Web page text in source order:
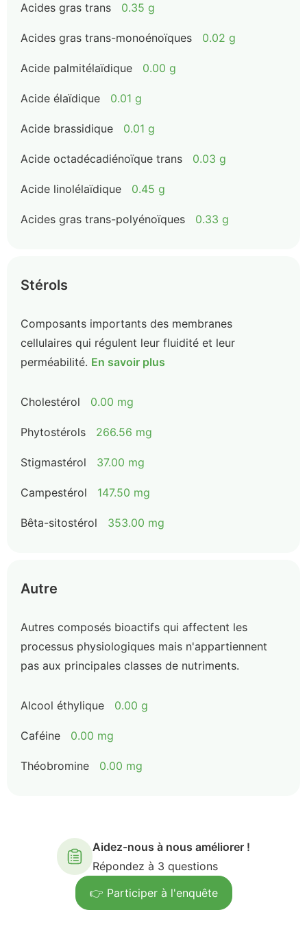
Acides gras trans 0.35 g
Acides gras trans-monoénoïques 0.02 g
Acide palmitélaïdique 0.00 g
Acide élaïdique 0.01 g
Acide brassidique 0.01 g
Acide octadécadiénoïque trans 0.03 g
Acide linolélaïdique 0.45 g
Acides gras trans-polyénoïques 0.33 g
Stérols
Composants importants des membranes
cellulaires qui régulent leur fluidité et leur
perméabilité. En savoir plus
Cholestérol 0.00 mg
Phytostérols 266.56 mg
Stigmastérol 37.00 mg
Campestérol 147.50 mg
Bêta-sitostérol 353.00 mg
Autre
Autres composés bioactifs qui affectent les
processus physiologiques mais n'appartiennent
pas aux principales classes de nutriments.
Alcool éthylique 0.00 g
Caféine 0.00 mg
Théobromine 0.00 mg
Aidez-nous à nous améliorer !
Répondez à 3 questions
👉 Participer à l'enquête